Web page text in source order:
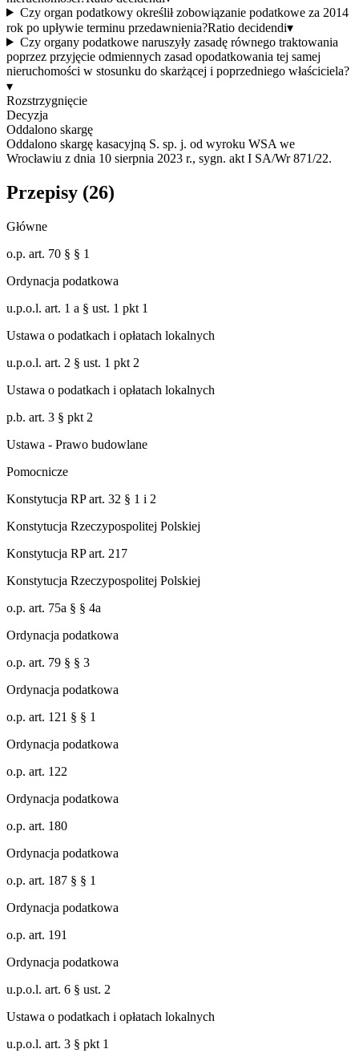
Czy organ podatkowy określił zobowiązanie podatkowe za 2014
rok po upływie terminu przedawnienia?Ratio decidendi▾
Czy organy podatkowe naruszyły zasadę równego traktowania
poprzez przyjęcie odmiennych zasad opodatkowania tej samej
nieruchomości w stosunku do skarżącej i poprzedniego właściciela?
▾
Rozstrzygnięcie
Decyzja
Oddalono skargę
Oddalono skargę kasacyjną S. sp. j. od wyroku WSA we
Wrocławiu z dnia 10 sierpnia 2023 r., sygn. akt I SA/Wr 871/22.
Przepisy (26)
Główne
o.p. art. 70 § § 1
Ordynacja podatkowa
u.p.o.l. art. 1 a § ust. 1 pkt 1
Ustawa o podatkach i opłatach lokalnych
u.p.o.l. art. 2 § ust. 1 pkt 2
Ustawa o podatkach i opłatach lokalnych
p.b. art. 3 § pkt 2
Ustawa - Prawo budowlane
Pomocnicze
Konstytucja RP art. 32 § 1 i 2
Konstytucja Rzeczypospolitej Polskiej
Konstytucja RP art. 217
Konstytucja Rzeczypospolitej Polskiej
o.p. art. 75a § § 4a
Ordynacja podatkowa
o.p. art. 79 § § 3
Ordynacja podatkowa
o.p. art. 121 § § 1
Ordynacja podatkowa
o.p. art. 122
Ordynacja podatkowa
o.p. art. 180
Ordynacja podatkowa
o.p. art. 187 § § 1
Ordynacja podatkowa
o.p. art. 191
Ordynacja podatkowa
u.p.o.l. art. 6 § ust. 2
Ustawa o podatkach i opłatach lokalnych
u.p.o.l. art. 3 § pkt 1